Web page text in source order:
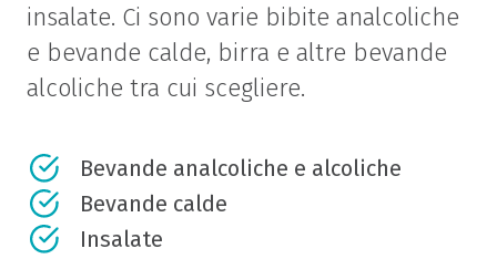
insalate. Ci sono varie bibite analcoliche
e bevande calde, birra e altre bevande
alcoliche tra cui scegliere.
Bevande analcoliche e alcoliche
Bevande calde
Insalate